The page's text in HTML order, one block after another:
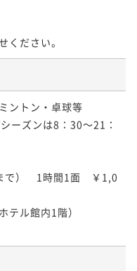
ください。
ントン・卓球等
ーズンは8：30～21：
）　1時間1面　￥1,0
ル館内1階）